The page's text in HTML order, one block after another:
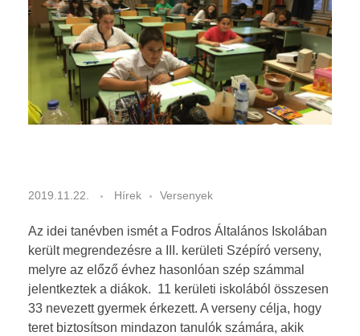
IV. kerület
Dokumentumok
Kiírások
Eredmények
ARANYÉVKÖNYV
2019-2020
S
z
é
p
í
2019.11.22. Hírek Versenyek
Az idei tanévben ismét a Fodros Általános Iskolában
került megrendezésre a III. kerületi Szépíró verseny,
melyre az előző évhez hasonlóan szép számmal
jelentkeztek a diákok. 11 kerületi iskolából összesen
33 nevezett gyermek érkezett. A verseny célja, hogy
teret biztosítson mindazon tanulók számára, akik